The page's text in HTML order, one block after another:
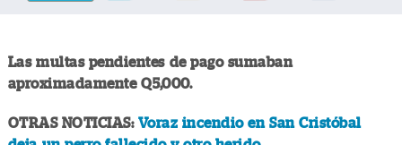
Las multas pendientes de pago sumaban
aproximadamente Q5,000.
OTRAS NOTICIAS: Voraz incendio en San Cristóbal